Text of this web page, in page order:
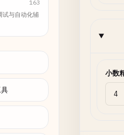
163
试与自动化辅
小数